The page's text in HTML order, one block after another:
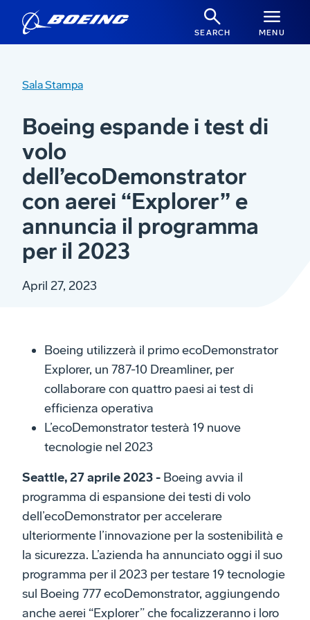
SEARCH MENU
Sala Stampa
Boeing espande i test di
volo
dell’ecoDemonstrator
con aerei “Explorer” e
annuncia il programma
per il 2023
April 27, 2023
Boeing utilizzerà il primo ecoDemonstrator
Explorer, un 787-10 Dreamliner, per
collaborare con quattro paesi ai test di
efficienza operativa
L’ecoDemonstrator testerà 19 nuove
tecnologie nel 2023
Seattle, 27 aprile 2023 - Boeing avvia il
programma di espansione dei testi di volo
dell’ecoDemonstrator per accelerare
ulteriormente l’innovazione per la sostenibilità e
la sicurezza. L’azienda ha annunciato oggi il suo
programma per il 2023 per testare 19 tecnologie
sul Boeing 777 ecoDemonstrator, aggiungendo
anche aerei “Explorer” che focalizzeranno i loro